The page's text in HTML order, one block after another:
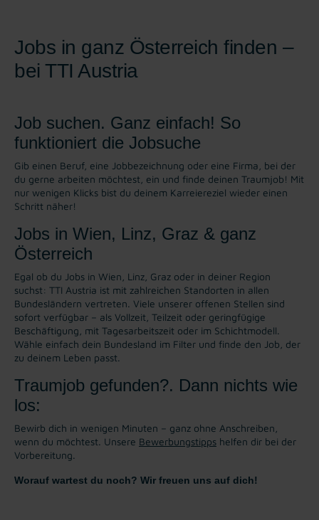
Jobs in ganz Österreich finden –
bei TTI Austria
Job suchen. Ganz einfach! So
funktioniert die Jobsuche
Gib einen Beruf, eine Jobbezeichnung oder eine Firma, bei der
du gerne arbeiten möchtest, ein und finde deinen Traumjob! Mit
nur wenigen Klicks bist du deinem Karreiereziel wieder einen
Schritt näher!
Jobs in Wien, Linz, Graz & ganz
Österreich
Egal ob du Jobs in Wien, Linz, Graz oder in deiner Region
suchst: TTI Austria ist mit zahlreichen Standorten in allen
Bundesländern vertreten. Viele unserer offenen Stellen sind
sofort verfügbar – als Vollzeit, Teilzeit oder geringfügige
Beschäftigung, mit Tagesarbeitszeit oder im Schichtmodell.
Wähle einfach dein Bundesland im Filter und finde den Job, der
zu deinem Leben passt.
Traumjob gefunden?. Dann nichts wie
los:
Bewirb dich in wenigen Minuten – ganz ohne Anschreiben,
wenn du möchtest. Unsere Bewerbungstipps helfen dir bei der
Vorbereitung.
Worauf wartest du noch? Wir freuen uns auf dich!